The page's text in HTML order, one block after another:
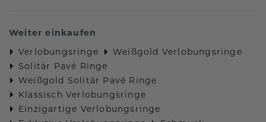
Weiter einkaufen
Verlobungsringe
Weißgold Verlobungsringe
Solitär Pavé Ringe
Weißgold Solitär Pavé Ringe
Klassisch Verlobungsringe
Einzigartige Verlobungsringe